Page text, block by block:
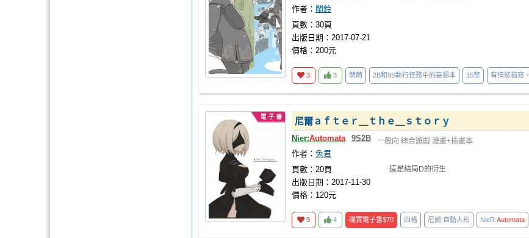
作者： 鬧鈴
頁數：30頁
出版日期：2017-07-21
價格：200元
3 3 萌萌 2B和9S執行任務中的妄想本 15禁 有情慾描寫。
尼爾ａｆｔｅｒ＿ｔｈｅ＿ｓｔｏｒｙ
Nier:Automata 9S2B 一般向 綜合遊戲 漫畫+插畫本
作者： 兔君
頁數：20頁
出版日期：2017-11-30
價格：120元
這是結局D的衍生
9 4 購買電子書$70 四格 尼爾:自動人形 NieR:Automata